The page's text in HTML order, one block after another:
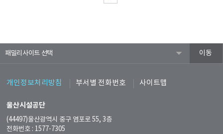
패밀리사이트
개인정보처리방침 부서별 전화번호 사이트맵
울산시설공단
(44497)울산광역시 중구 염포로 55, 3층
전화번호 : 1577-7305